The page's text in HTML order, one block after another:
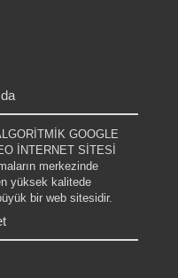
GOOGLE
İNTERNET SİTESİ
merkezinde
yüksek kalitede
bir web sitesidir.